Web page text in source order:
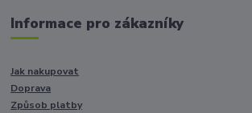
Informace pro zákazníky
Jak nakupovat
Doprava
Způsob platby